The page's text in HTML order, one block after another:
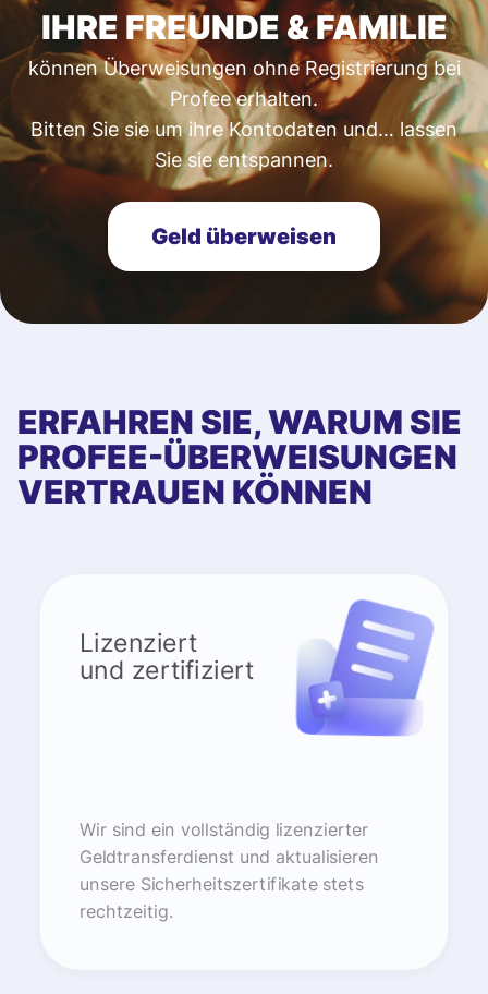
IHRE FREUNDE & FAMILIE
können Überweisungen ohne Registrierung bei
Profee erhalten.
Bitten Sie sie um ihre Kontodaten und… lassen
Sie sie entspannen.
Geld überweisen
ERFAHREN SIE, WARUM SIE
PROFEE-ÜBERWEISUNGEN
VERTRAUEN KÖNNEN
Lizenziert
und zertifiziert
Wir sind ein vollständig lizenzierter
Geldtransferdienst und aktualisieren
unsere Sicherheitszertifikate stets
rechtzeitig.